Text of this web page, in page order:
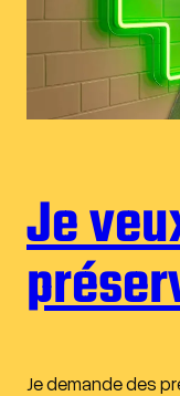
Je
Je demande des